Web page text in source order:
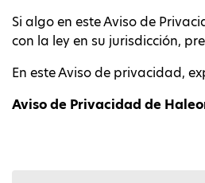
Si algo en este Aviso de
con la ley en su jurisdicción,
En este Aviso de privacidad,
Aviso de Privacidad de